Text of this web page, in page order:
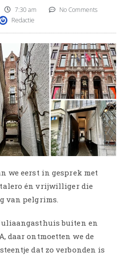
7:30 am
No Comments
Redactie
we eerst in gesprek met
én vrijwilliger die
van pelgrims.
buiten en
daar ontmoetten we de
dat zo verbonden is